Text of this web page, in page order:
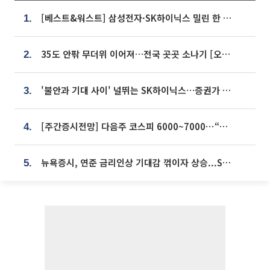
1. [베스트&워스트] 삼성전자·SK하이닉스 밀린 한 주…상상인증권은 85% 급등
2. 35도 안팎 무더위 이어져…전국 곳곳 소나기 [오늘 날씨]
3. '불안과 기대 사이' 널뛰는 SK하이닉스…증권가 "HBM4·LTA 기반 펀터멘털 견고"
4. [주간증시전망] 다음주 코스피 6000~7000⋯“外人 수급은 정책이 변수”
5. 뉴욕증시, 연준 금리인상 기대감 꺾이자 상승...S&P500 사상 최고치 [종합]